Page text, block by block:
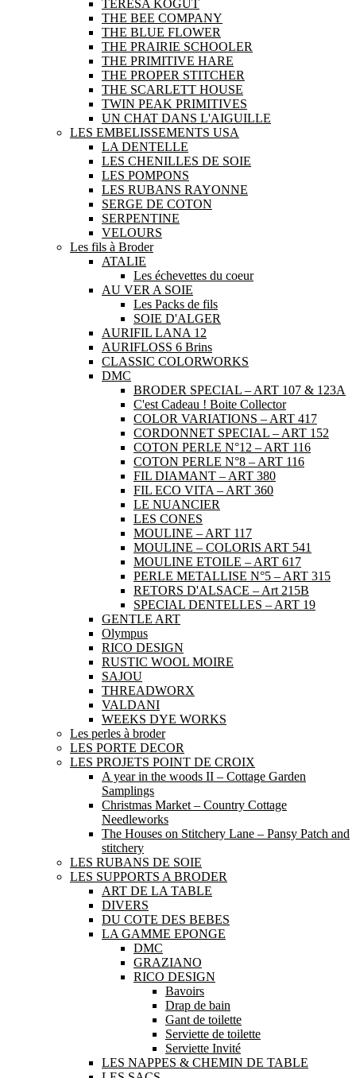
TERESA KOGUT
THE BEE COMPANY
THE BLUE FLOWER
THE PRAIRIE SCHOOLER
THE PRIMITIVE HARE
THE PROPER STITCHER
THE SCARLETT HOUSE
TWIN PEAK PRIMITIVES
UN CHAT DANS L'AIGUILLE
LES EMBELISSEMENTS USA
LA DENTELLE
LES CHENILLES DE SOIE
LES POMPONS
LES RUBANS RAYONNE
SERGE DE COTON
SERPENTINE
VELOURS
Les fils à Broder
ATALIE
Les échevettes du coeur
AU VER A SOIE
Les Packs de fils
SOIE D'ALGER
AURIFIL LANA 12
AURIFLOSS 6 Brins
CLASSIC COLORWORKS
DMC
BRODER SPECIAL – ART 107 & 123A
C'est Cadeau ! Boite Collector
COLOR VARIATIONS – ART 417
CORDONNET SPECIAL – ART 152
COTON PERLE N°12 – ART 116
COTON PERLE N°8 – ART 116
FIL DIAMANT – ART 380
FIL ECO VITA – ART 360
LE NUANCIER
LES CONES
MOULINE – ART 117
MOULINE – COLORIS ART 541
MOULINE ETOILE – ART 617
PERLE METALLISE N°5 – ART 315
RETORS D'ALSACE – Art 215B
SPECIAL DENTELLES – ART 19
GENTLE ART
Olympus
RICO DESIGN
RUSTIC WOOL MOIRE
SAJOU
THREADWORX
VALDANI
WEEKS DYE WORKS
Les perles à broder
LES PORTE DECOR
LES PROJETS POINT DE CROIX
A year in the woods II – Cottage Garden
Samplings
Christmas Market – Country Cottage
Needleworks
The Houses on Stitchery Lane – Pansy Patch and
stitchery
LES RUBANS DE SOIE
LES SUPPORTS A BRODER
ART DE LA TABLE
DIVERS
DU COTE DES BEBES
LA GAMME EPONGE
DMC
GRAZIANO
RICO DESIGN
Bavoirs
Drap de bain
Gant de toilette
Serviette de toilette
Serviette Invité
LES NAPPES & CHEMIN DE TABLE